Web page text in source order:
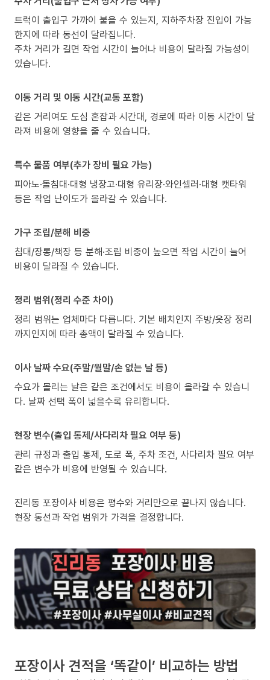
트럭이 출입구 가까이 붙을 수 있는지, 지하주차장 진입이 가능
한지에 따라 동선이 달라집니다.
주차 거리가 길면 작업 시간이 늘어나 비용이 달라질 가능성이
있습니다.
이동 거리 및 이동 시간(교통 포함)
같은 거리여도 도심 혼잡과 시간대, 경로에 따라 이동 시간이 달
라져 비용에 영향을 줄 수 있습니다.
특수 물품 여부(추가 장비 필요 가능)
피아노·돌침대·대형 냉장고·대형 유리장·와인셀러·대형 캣타워
등은 작업 난이도가 올라갈 수 있습니다.
가구 조립/분해 비중
침대/장롱/책장 등 분해·조립 비중이 높으면 작업 시간이 늘어
비용이 달라질 수 있습니다.
정리 범위(정리 수준 차이)
정리 범위는 업체마다 다릅니다. 기본 배치인지 주방/옷장 정리
까지인지에 따라 총액이 달라질 수 있습니다.
이사 날짜 수요(주말/월말/손 없는 날 등)
수요가 몰리는 날은 같은 조건에서도 비용이 올라갈 수 있습니
다. 날짜 선택 폭이 넓을수록 유리합니다.
현장 변수(출입 통제/사다리차 필요 여부 등)
관리 규정과 출입 통제, 도로 폭, 주차 조건, 사다리차 필요 여부
같은 변수가 비용에 반영될 수 있습니다.
진리동 포장이사 비용은 평수와 거리만으로 끝나지 않습니다.
현장 동선과 작업 범위가 가격을 결정합니다.
포장이사 견적을 ‘똑같이’ 비교하는 방법